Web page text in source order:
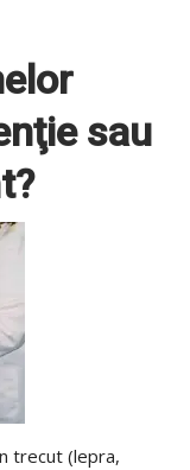
sau
trecut (lepra,